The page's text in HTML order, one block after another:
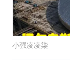
小强凌凌柒